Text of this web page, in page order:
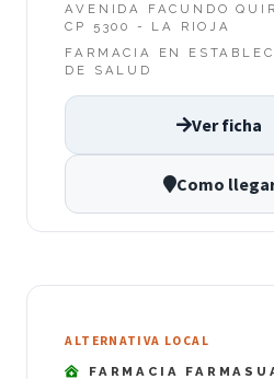
AVENIDA FACUNDO
CP 5300 - LA RIOJA
FARMACIA EN
DE SALUD
Ver ficha
Como
ALTERNATIVA LOCAL
FARMACIA